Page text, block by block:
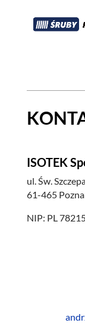
ISOTEK
ul. Św.
61-465
NIP: PL